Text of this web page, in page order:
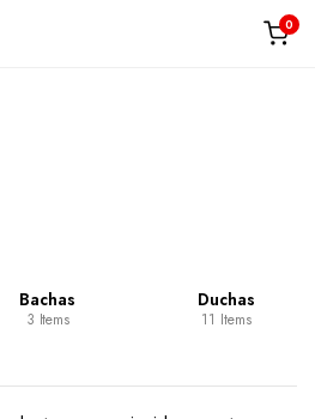
0
Bachas
3 Items
Duchas
11 Items